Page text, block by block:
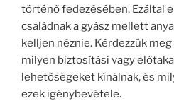
történő fedezésében. Ezáltal
családnak a gyász mellett
kelljen néznie. Kérdezzük
milyen biztosítási vagy
lehetőségeket kínálnak, és
ezek igénybevétele.